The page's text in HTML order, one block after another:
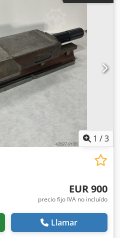
de trabajo: Pieza pre-
mm: 160 Apertura
mm - Incl. 2x garras de
Eok - Sin llave de tornillo de
1 /3
EUR 900
precio fijo IVA no incluído
Llamar